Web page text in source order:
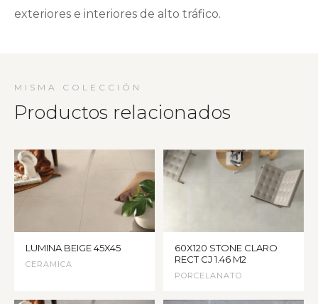
exteriores e interiores de alto tráfico.
MISMA COLECCIÓN
Productos relacionados
LUMINA BEIGE 45X45
CERAMICA
60X120 STONE CLARO
RECT CJ 1.46 M2
PORCELANATO